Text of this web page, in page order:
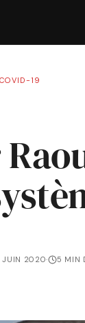
COVID-19
JUIN 2020· 5 MIN